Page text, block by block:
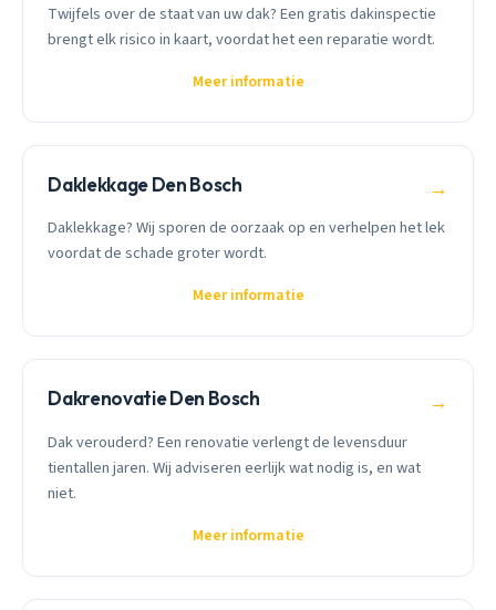
Twijfels over de staat van uw dak? Een gratis dakinspectie
brengt elk risico in kaart, voordat het een reparatie wordt.
Meer informatie
Daklekkage Den Bosch →
Daklekkage? Wij sporen de oorzaak op en verhelpen het lek
voordat de schade groter wordt.
Meer informatie
Dakrenovatie Den Bosch →
Dak verouderd? Een renovatie verlengt de levensduur
tientallen jaren. Wij adviseren eerlijk wat nodig is, en wat
niet.
Meer informatie